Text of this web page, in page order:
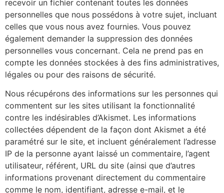
recevoir un fichier contenant toutes les données
personnelles que nous possédons à votre sujet, incluant
celles que vous nous avez fournies. Vous pouvez
également demander la suppression des données
personnelles vous concernant. Cela ne prend pas en
compte les données stockées à des fins administratives,
légales ou pour des raisons de sécurité.
Nous récupérons des informations sur les personnes qui
commentent sur les sites utilisant la fonctionnalité
contre les indésirables d’Akismet. Les informations
collectées dépendent de la façon dont Akismet a été
paramétré sur le site, et incluent généralement l’adresse
IP de la personne ayant laissé un commentaire, l’agent
utilisateur, référent, URL du site (ainsi que d’autres
informations provenant directement du commentaire
comme le nom, identifiant, adresse e-mail, et le